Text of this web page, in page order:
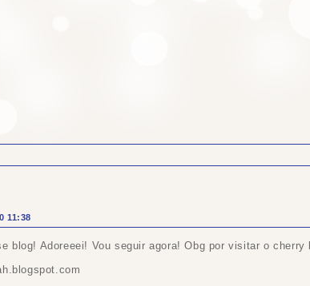
11:38
blog! Adoreeei! Vou seguir agora! Obg por visitar o cherry